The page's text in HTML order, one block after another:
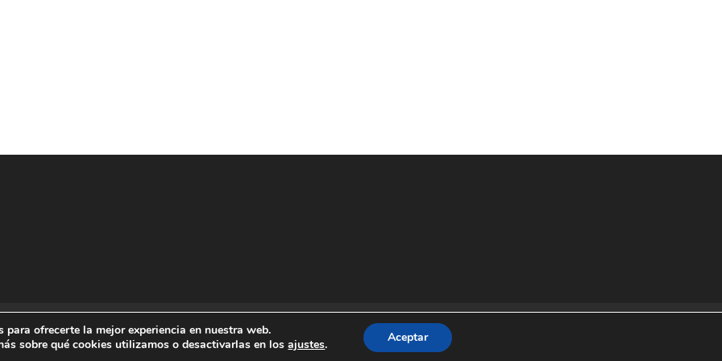
662 802 479 España +34 603 804 354 info@allinmorocco.com
para ofrecerte la mejor experiencia en nuestra web.
sobre qué cookies utilizamos o desactivarlas en losajustes. Aceptar